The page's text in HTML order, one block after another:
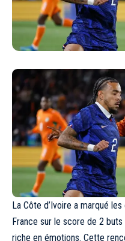
La Côte d’Ivoire a marqué
France sur le score de 2
riche en émotions. Cette